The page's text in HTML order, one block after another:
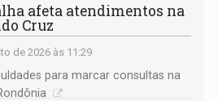
afeta atendimentos na
Cruz
de 2026 às 11:29
para marcar consultas na